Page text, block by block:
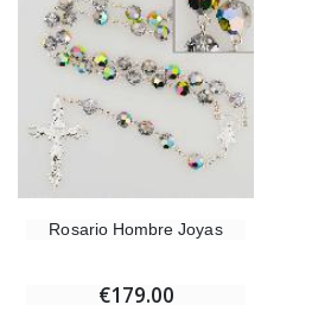
Rosario Hombre Joyas
€179.00